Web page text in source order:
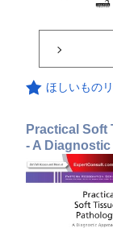
ほしいもの
Practical Soft
- A